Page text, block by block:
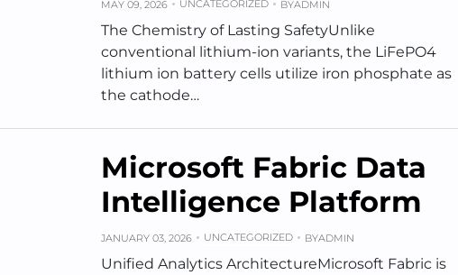
MAY 09, 2026 UNCATEGORIZED BYADMIN
The Chemistry of Lasting SafetyUnlike
conventional lithium-ion variants, the LiFePO4
lithium ion battery cells utilize iron phosphate as
the cathode…
Microsoft Fabric Data
Intelligence Platform
JANUARY 03, 2026 UNCATEGORIZED BYADMIN
Unified Analytics ArchitectureMicrosoft Fabric is